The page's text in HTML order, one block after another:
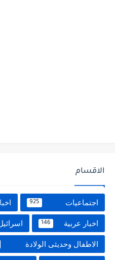
الاقسام
اجتماعيات 925
اخبار عربية 146
الاطفال وحديثى الولادة